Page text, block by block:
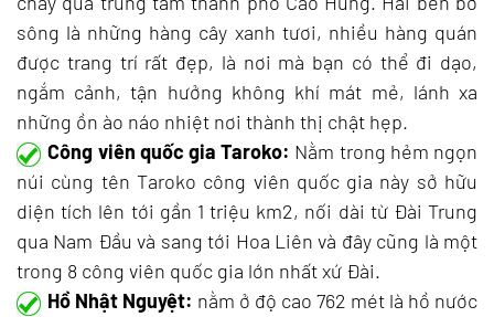
sông là những hàng cây xanh tươi, nhiều hàng quán
được trang trí rất đẹp, là nơi mà bạn có thể đi dạo,
ngắm cảnh, tận hưởng không khí mát mẻ, lánh xa
những ồn ào náo nhiệt nơi thành thị chật hẹp.
Công viên quốc gia Taroko: Nằm trong hẻm ngọn
núi cùng tên Taroko công viên quốc gia này sở hữu
diện tích lên tới gần 1 triệu km2, nối dài từ Đài Trung
qua Nam Đầu và sang tới Hoa Liên và đây cũng là một
trong 8 công viên quốc gia lớn nhất xứ Đài.
Hồ Nhật Nguyệt: nằm ở độ cao 762 mét là hồ nước